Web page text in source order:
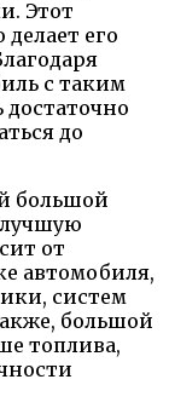
Этот
его
с таким
достаточно
до
большой
лучшую
от
автомобиля,
систем
большой
топлива,